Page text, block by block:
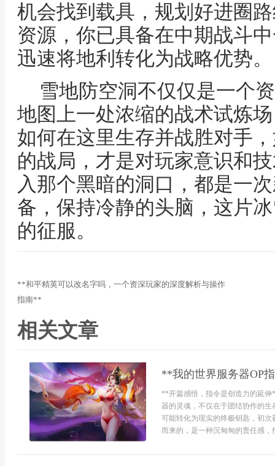
机会找到载具，规划好进圈
资源，你已具备在中期战斗
迅速将地利转化为战略优势。
雪地防空洞不仅仅是一个
地图上一处浓缩的战术试炼
如何在这里生存并战胜对手
的战局，才是对玩家意识和
入那个黑暗的洞口，都是一
备，保持冷静的头脑，这片
的征服。
**和平精英可以改名字吗，一个资深玩家的深度解析与操作
指南**
相关文章
**我的世界服务器OP
**开篇感悟，指令是创造力的延
器的灵魂，不仅在于团结协作的
可能转化为现实的终极钥匙，初
而来的，是一种沉甸甸的责任感